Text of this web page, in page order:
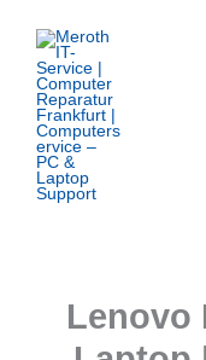
Inhalt
springen
Lenovo